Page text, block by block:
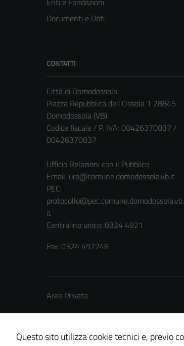
Documenti e Dati
CONTATTI
Città di Domodossola
Piazza Repubblica dell'Ossola 1 28845
Domodossola (VB)
Codice fiscale / P. IVA: 00426370037 /
00426370037
Ufficio Relazioni con il Pubblico
Email: urp@comune.domodossola.vb.it
PEC:
protocollo@pec.comune.domodossola.vb.
it
Centralino unico: 0324 4921
Fax: 0324 492248
Area Privata
Questo sito utilizza cookie tecnici e, previo